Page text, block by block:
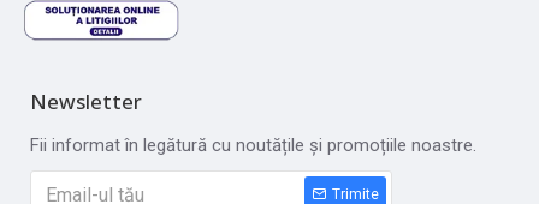
Newsletter
Fii informat în legătură cu noutățile și promoțiile noastre.
Trimite